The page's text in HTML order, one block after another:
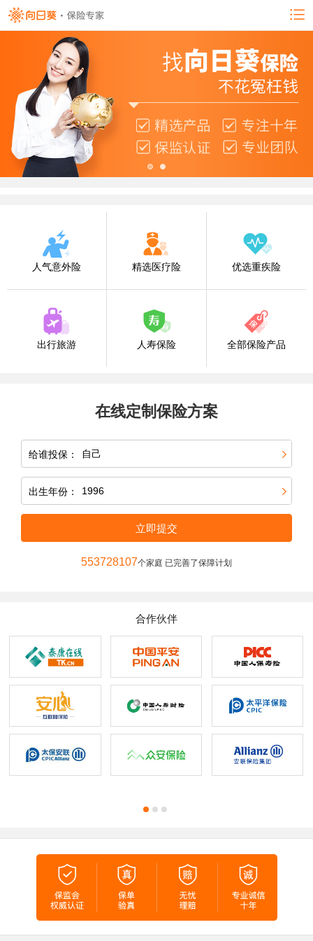
人气意外险 精选医疗险 优选重疾险
出行旅游 人寿保险 全部保险产品
在线定制保险方案
给谁投保：
出生年份：
立即提交
553728107个家庭 已完善了保障计划
合作伙伴